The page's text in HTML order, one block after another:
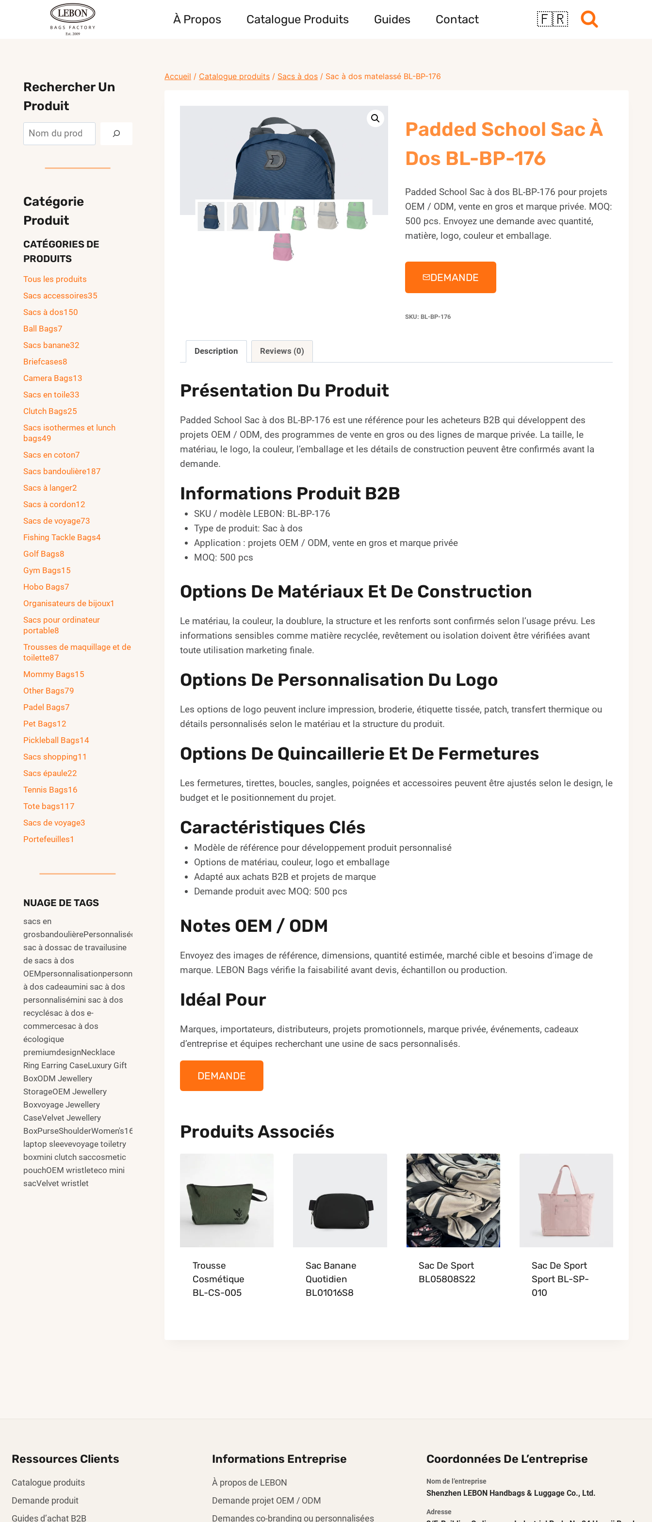
À Propos Catalogue Produits Guides Contact 🇫🇷
Accueil / Catalogue produits / Sacs à dos / Sac à dos matelassé BL-BP-176
Padded School Sac À
Dos BL-BP-176
Padded School Sac à dos BL-BP-176 pour projets
OEM / ODM, vente en gros et marque privée. MOQ:
500 pcs. Envoyez une demande avec quantité,
matière, logo, couleur et emballage.
DEMANDE
SKU:BL-BP-176
Description Reviews (0)
Présentation Du Produit
Padded School Sac à dos BL-BP-176 est une référence pour les acheteurs B2B qui développent des
projets OEM / ODM, des programmes de vente en gros ou des lignes de marque privée. La taille, le
matériau, le logo, la couleur, l’emballage et les détails de construction peuvent être confirmés avant la
demande.
Informations Produit B2B
SKU / modèle LEBON: BL-BP-176
Type de produit: Sac à dos
Application : projets OEM / ODM, vente en gros et marque privée
MOQ: 500 pcs
Options De Matériaux Et De Construction
Le matériau, la couleur, la doublure, la structure et les renforts sont confirmés selon l’usage prévu. Les
informations sensibles comme matière recyclée, revêtement ou isolation doivent être vérifiées avant
toute utilisation marketing finale.
Options De Personnalisation Du Logo
Les options de logo peuvent inclure impression, broderie, étiquette tissée, patch, transfert thermique ou
détails personnalisés selon le matériau et la structure du produit.
Options De Quincaillerie Et De Fermetures
Les fermetures, tirettes, boucles, sangles, poignées et accessoires peuvent être ajustés selon le design, le
budget et le positionnement du projet.
Caractéristiques Clés
Modèle de référence pour développement produit personnalisé
Options de matériau, couleur, logo et emballage
Adapté aux achats B2B et projets de marque
Demande produit avec MOQ: 500 pcs
Notes OEM / ODM
Envoyez des images de référence, dimensions, quantité estimée, marché cible et besoins d’image de
marque. LEBON Bags vérifie la faisabilité avant devis, échantillon ou production.
Idéal Pour
Marques, importateurs, distributeurs, projets promotionnels, marque privée, événements, cadeaux
d’entreprise et équipes recherchant une usine de sacs personnalisés.
DEMANDE
Produits Associés
Trousse
Cosmétique
BL-CS-005
Sac Banane
Quotidien
BL01016S8
Sac De Sport
BL05808S22
Sac De Sport
Sport BL-SP-
010
Rechercher Un
Produit
Rechercher
Catégorie
Produit
CATÉGORIES DE
PRODUITS
Tous les produits
Sacs accessoires35
Sacs à dos150
Ball Bags7
Sacs banane32
Briefcases8
Camera Bags13
Sacs en toile33
Clutch Bags25
Sacs isothermes et lunch
bags49
Sacs en coton7
Sacs bandoulière187
Sacs à langer2
Sacs à cordon12
Sacs de voyage73
Fishing Tackle Bags4
Golf Bags8
Gym Bags15
Hobo Bags7
Organisateurs de bijoux1
Sacs pour ordinateur
portable8
Trousses de maquillage et de
toilette87
Mommy Bags15
Other Bags79
Padel Bags7
Pet Bags12
Pickleball Bags14
Sacs shopping11
Sacs épaule22
Tennis Bags16
Tote bags117
Sacs de voyage3
Portefeuilles1
NUAGE DE TAGS
sacs en
grosbandoulièrePersonnalisécommuter
sac à dossac de travailusine
de sacs à dos
OEMpersonnalisationpersonnalisersac
à dos cadeaumini sac à dos
personnalisémini sac à dos
recyclésac à dos e-
commercesac à dos
écologique
premiumdesignNecklace
Ring Earring CaseLuxury Gift
BoxODM Jewellery
StorageOEM Jewellery
Boxvoyage Jewellery
CaseVelvet Jewellery
BoxPurseShoulderWomen's16"
laptop sleevevoyage toiletry
boxmini clutch saccosmetic
pouchOEM wristleteco mini
sacVelvet wristlet
Ressources Clients
Catalogue produits
Demande produit
Guides d’achat B2B
Informations Entreprise
À propos de LEBON
Demande projet OEM / ODM
Demandes co-branding ou personnalisées
Coordonnées De L’entreprise
Nom de l’entreprise
Shenzhen LEBON Handbags & Luggage Co., Ltd.
Adresse